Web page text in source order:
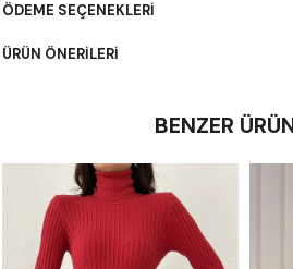
ÖDEME SEÇENEKLERI
ÜRÜN ÖNERILERI
BENZER